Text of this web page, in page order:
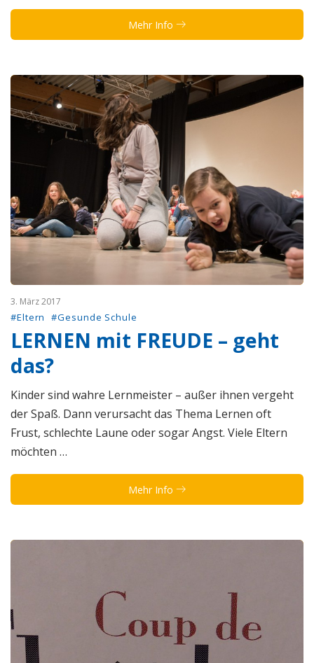
Mehr Info
3. März 2017
#Eltern #Gesunde Schule
LERNEN mit FREUDE – geht
das?
Kinder sind wahre Lernmeister – außer ihnen vergeht
der Spaß. Dann verursacht das Thema Lernen oft
Frust, schlechte Laune oder sogar Angst. Viele Eltern
möchten …
Mehr Info